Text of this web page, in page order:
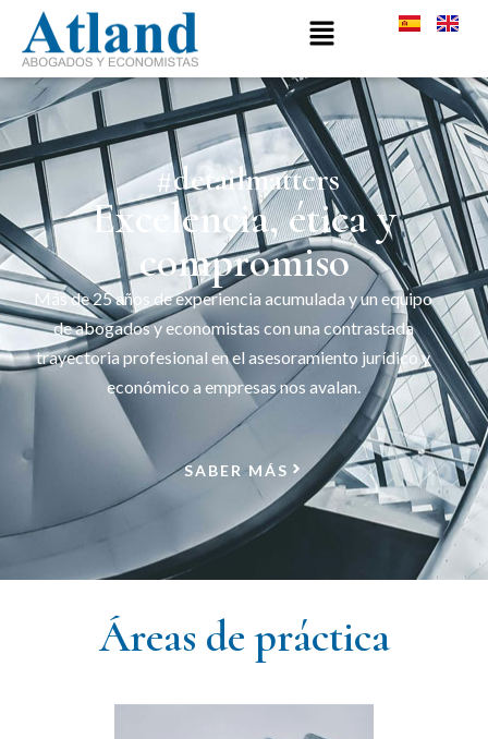
#detailmatters
Excelencia, ética y
compromiso
Más de 25 años de experiencia acumulada y un equipo
de abogados y economistas con una contrastada
trayectoria profesional en el asesoramiento jurídico y
económico a empresas nos avalan.
SABER MÁS
Áreas de práctica